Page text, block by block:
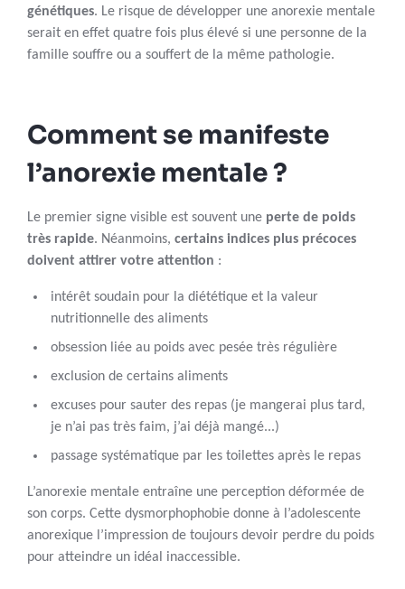
génétiques. Le risque de développer une anorexie mentale
serait en effet quatre fois plus élevé si une personne de la
famille souffre ou a souffert de la même pathologie.
Comment se manifeste
l’anorexie mentale ?
Le premier signe visible est souvent une perte de poids
très rapide. Néanmoins, certains indices plus précoces
doivent attirer votre attention :
intérêt soudain pour la diététique et la valeur
nutritionnelle des aliments
obsession liée au poids avec pesée très régulière
exclusion de certains aliments
excuses pour sauter des repas (je mangerai plus tard,
je n’ai pas très faim, j’ai déjà mangé...)
passage systématique par les toilettes après le repas
L’anorexie mentale entraîne une perception déformée de
son corps. Cette dysmorphophobie donne à l’adolescente
anorexique l’impression de toujours devoir perdre du poids
pour atteindre un idéal inaccessible.